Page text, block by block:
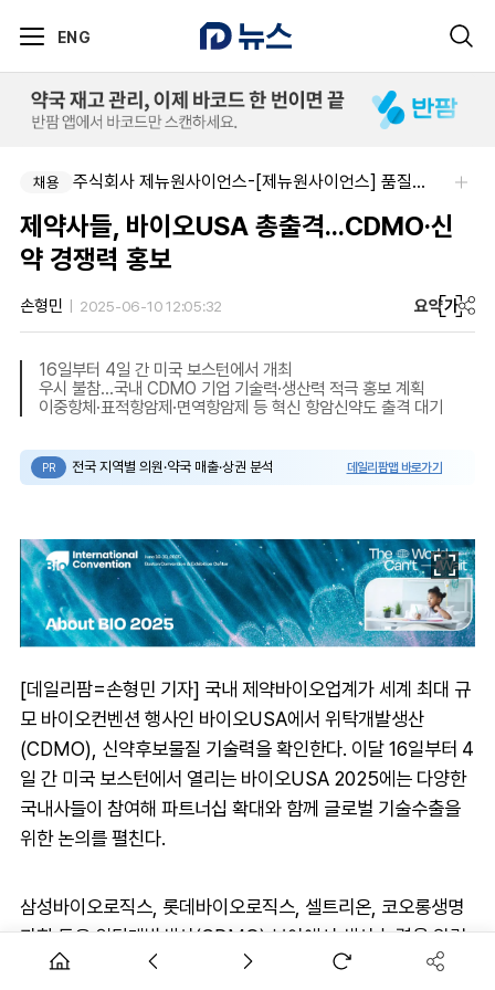
ENG
채용 주식회사 제뉴원사이언스-[제뉴원사이언스] 품질관리약사 모집(경력무관)
제약사들, 바이오USA 총출격...CDMO·신
약 경쟁력 홍보
손형민 2025-06-10 12:05:32 요약가
16일부터 4일 간 미국 보스턴에서 개최
우시 불참…국내 CDMO 기업 기술력·생산력 적극 홍보 계획
이중항체·표적항암제·면역항암제 등 혁신 항암신약도 출격 대기
PR 전국 지역별 의원·약국 매출·상권 분석 데일리팜맵 바로가기
[데일리팜=손형민 기자] 국내 제약바이오업계가 세계 최대 규
모 바이오컨벤션 행사인 바이오USA에서 위탁개발생산
(CDMO), 신약후보물질 기술력을 확인한다. 이달 16일부터 4
일 간 미국 보스턴에서 열리는 바이오USA 2025에는 다양한
국내사들이 참여해 파트너십 확대와 함께 글로벌 기술수출을
위한 논의를 펼친다.
삼성바이오로직스, 롯데바이오로직스, 셀트리온, 코오롱생명
과학 등은 위탁개발생산(CDMO) 분야에서 생산 능력을 알릴
예정이다. 중국 최대 CDMO 기업인 우시바시오로직스가 지난